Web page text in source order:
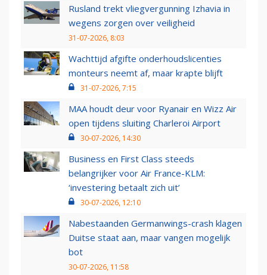
Rusland trekt vliegvergunning Izhavia in
wegens zorgen over veiligheid
31-07-2026, 8:03
Wachttijd afgifte onderhoudslicenties
monteurs neemt af, maar krapte blijft
31-07-2026, 7:15
MAA houdt deur voor Ryanair en Wizz Air
open tijdens sluiting Charleroi Airport
30-07-2026, 14:30
Business en First Class steeds
belangrijker voor Air France-KLM:
‘investering betaalt zich uit’
30-07-2026, 12:10
Nabestaanden Germanwings-crash klagen
Duitse staat aan, maar vangen mogelijk
bot
30-07-2026, 11:58